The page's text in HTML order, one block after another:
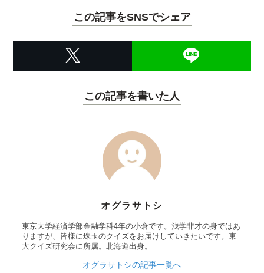
この記事をSNSでシェア
この記事を書いた人
オグラサトシ
東京大学経済学部金融学科4年の小倉です。浅学非才の身ではあ
りますが、皆様に珠玉のクイズをお届けしていきたいです。東
大クイズ研究会に所属。北海道出身。
オグラサトシの記事一覧へ